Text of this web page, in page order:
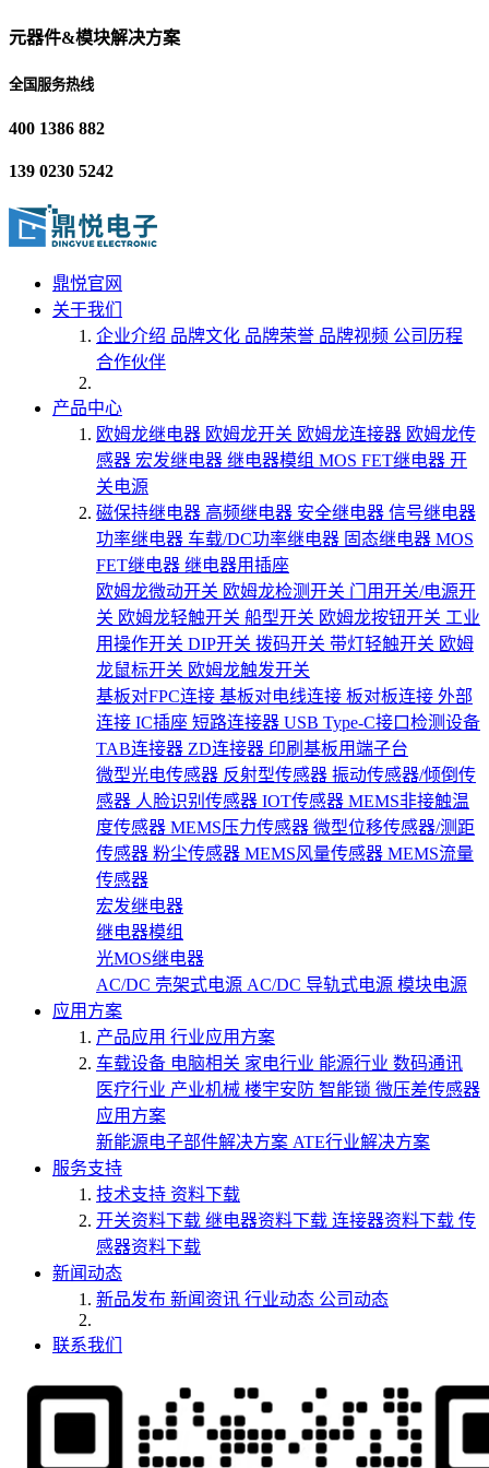
元器件&模块解决方案
全国服务热线
400 1386 882
139 0230 5242
鼎悦官网
关于我们
企业介绍 品牌文化 品牌荣誉 品牌视频 公司历程
合作伙伴
产品中心
欧姆龙继电器 欧姆龙开关 欧姆龙连接器 欧姆龙传
感器 宏发继电器 继电器模组 MOS FET继电器 开
关电源
磁保持继电器 高频继电器 安全继电器 信号继电器
功率继电器 车载/DC功率继电器 固态继电器 MOS
FET继电器 继电器用插座
欧姆龙微动开关 欧姆龙检测开关 门用开关/电源开
关 欧姆龙轻触开关 船型开关 欧姆龙按钮开关 工业
用操作开关 DIP开关 拨码开关 带灯轻触开关 欧姆
龙鼠标开关 欧姆龙触发开关
基板对FPC连接 基板对电线连接 板对板连接 外部
连接 IC插座 短路连接器 USB Type-C接口检测设备
TAB连接器 ZD连接器 印刷基板用端子台
微型光电传感器 反射型传感器 振动传感器/倾倒传
感器 人脸识别传感器 IOT传感器 MEMS非接触温
度传感器 MEMS压力传感器 微型位移传感器/测距
传感器 粉尘传感器 MEMS风量传感器 MEMS流量
传感器
宏发继电器
继电器模组
光MOS继电器
AC/DC 壳架式电源 AC/DC 导轨式电源 模块电源
应用方案
产品应用 行业应用方案
车载设备 电脑相关 家电行业 能源行业 数码通讯
医疗行业 产业机械 楼宇安防 智能锁 微压差传感器
应用方案
新能源电子部件解决方案 ATE行业解决方案
服务支持
技术支持 资料下载
开关资料下载 继电器资料下载 连接器资料下载 传
感器资料下载
新闻动态
新品发布 新闻资讯 行业动态 公司动态
联系我们